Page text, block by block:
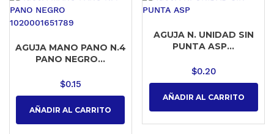
AGUJA MANO PANO N.4
PANO NEGRO...
$0.15
AÑADIR AL CARRITO
AGUJA N. UNIDAD SIN
PUNTA ASP...
$0.20
AÑADIR AL CARRITO